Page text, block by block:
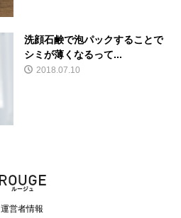
洗顔石鹸で泡パックすることで
シミが薄くなるって...
2018.07.10
運営者情報